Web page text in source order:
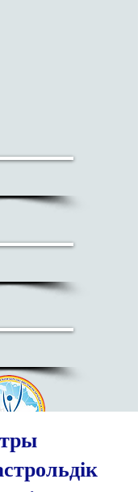
Оқу-